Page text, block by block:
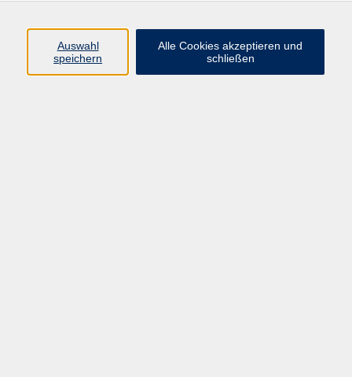
info@vhs-rtk.de
Tel: 06128-92770
Auswahl
speichern
Alle Cookies akzeptieren und
schließen